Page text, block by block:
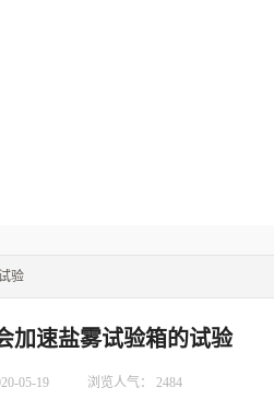
验
加速盐雾试验箱的试验
05-19 浏览人气： 2484